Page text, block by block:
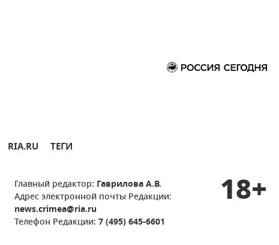
RIA.RU ТЕГИ
Главный редактор: Гаврилова А.В.
Адрес электронной почты Редакции:
news.crimea@ria.ru
Телефон Редакции: 7 (495) 645-6601
18+